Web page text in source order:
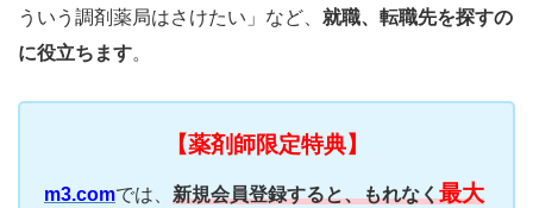
ういう調剤薬局はさけたい」など、 就職、転職先を探すの
に役立ちます。
【薬剤師限定特典】
m3.comでは、 新規会員登録すると、もれなく最大